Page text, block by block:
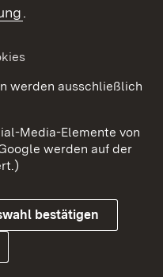
.
werden ausschließlich
Media-Elemente von
werden auf der
bestätigen